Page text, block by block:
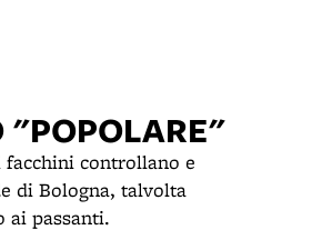
"POPOLARE"
controllano e
di Bologna, talvolta
ai passanti.